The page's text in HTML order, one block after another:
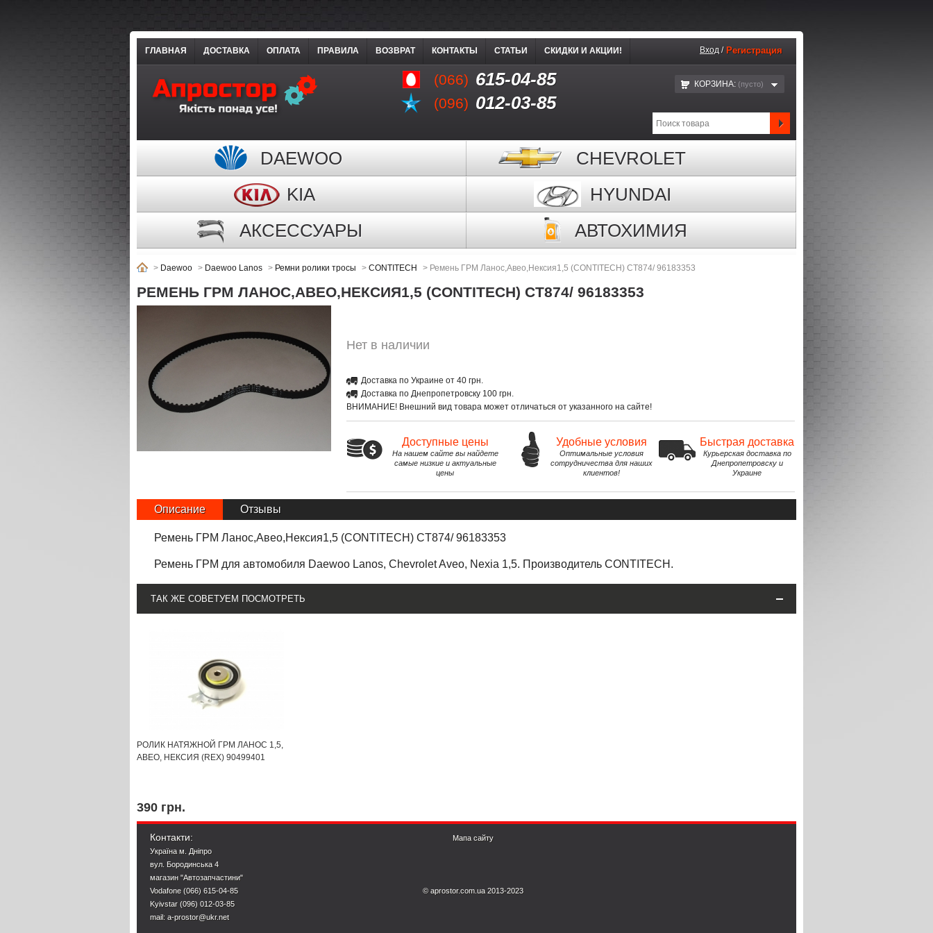
(066) 615-04-85
(096) 012-03-85
ГЛАВНАЯ ДОСТАВКА ОПЛАТА ПРАВИЛА ВОЗВРАТ КОНТАКТЫ СТАТЬИ СКИДКИ И АКЦИИ! Вход / Регистрация
КОРЗИНА: (пустo)
DAEWOO
CHEVROLET
KIA
HYUNDAI
АКСЕССУАРЫ
АВТОХИМИЯ
> Daewoo > Daewoo Lanos > Ремни ролики тросы > CONTITECH > Ремень ГРМ Ланос,Авео,Нексия1,5 (CONTITECH) CT874/ 96183353
РЕМЕНЬ ГРМ ЛАНОС,АВЕО,НЕКСИЯ1,5 (CONTITECH) CT874/ 96183353
Нет в наличии
Доставка по Украине от 40 грн.
Доставка по Днепропетровску 100 грн.
ВНИМАНИЕ! Внешний вид товара может отличаться от указанного на сайте!
Доступные цены
На нашем сайте вы найдете
самые низкие и актуальные
цены
Удобные условия
Оптимальные условия
сотрудничества для наших
клиентов!
Быстрая доставка
Курьерская доставка по
Днепропетровску и
Украине
Описание Отзывы
Ремень ГРМ Ланос,Авео,Нексия1,5 (CONTITECH) CT874/ 96183353
Ремень ГРМ для автомобиля Daewoo Lanos, ChevroletAveo, Nexia 1,5. Производитель CONTITECH.
ТАК ЖЕ СОВЕТУЕМ ПОСМОТРЕТЬ
РОЛИК НАТЯЖНОЙ ГРМ ЛАНОС 1,5,
АВЕО, НЕКСИЯ (REX) 90499401
390 грн.
Контакти:
Україна м. Дніпро
вул. Бородинська 4
магазин "Автозапчастини"
Vodafone (066) 615-04-85
Kyivstar (096) 012-03-85
mail: a-prostor@ukr.net
Мапа сайту
© aprostor.com.ua 2013-2023